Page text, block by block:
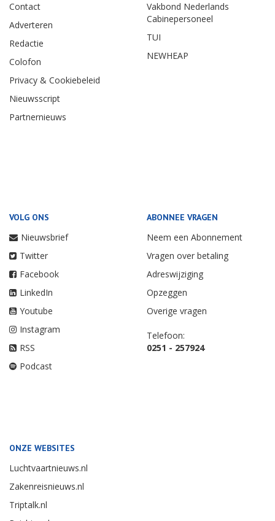
Contact
Adverteren
Redactie
Colofon
Privacy & Cookiebeleid
Nieuwsscript
Partnernieuws
Vakbond Nederlands
Cabinepersoneel
TUI
NEWHEAP
VOLG ONS
Nieuwsbrief
Twitter
Facebook
LinkedIn
Youtube
Instagram
RSS
Podcast
ABONNEE VRAGEN
Neem een Abonnement
Vragen over betaling
Adreswijziging
Opzeggen
Overige vragen
Telefoon:
0251 - 257924
ONZE WEBSITES
Luchtvaartnieuws.nl
Zakenreisnieuws.nl
Triptalk.nl